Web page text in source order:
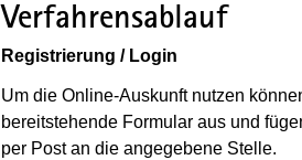
Verfahrensablauf
Registrierung / Login
Um die Online-Auskunft nutzen
bereitstehende Formular aus und
per Post an die angegebene Stelle.